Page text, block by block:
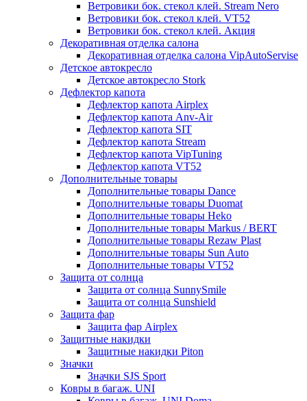
Ветровики бок. стекол клей. Stream Nero
Ветровики бок. стекол клей. VT52
Ветровики бок. стекол клей. Акция
Декоративная отделка салона
Декоративная отделка салона VipAutoServise
Детское автокресло
Детское автокресло Stork
Дефлектор капота
Дефлектор капота Airplex
Дефлектор капота Anv-Air
Дефлектор капота SIT
Дефлектор капота Stream
Дефлектор капота VipTuning
Дефлектор капота VT52
Дополнительные товары
Дополнительные товары Dance
Дополнительные товары Duomat
Дополнительные товары Heko
Дополнительные товары Markus / BERT
Дополнительные товары Rezaw Plast
Дополнительные товары Sun Auto
Дополнительные товары VT52
Защита от солнца
Защита от солнца SunnySmile
Защита от солнца Sunshield
Защита фар
Защита фар Airplex
Защитные накидки
Защитные накидки Piton
Значки
Значки SJS Sport
Ковры в багаж. UNI